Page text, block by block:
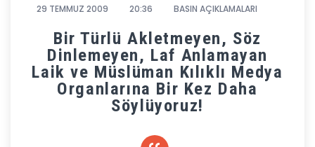
29 TEMMUZ 2009 20:36 BASIN AÇIKLAMALARI
Bir Türlü Akletmeyen, Söz
Dinlemeyen, Laf Anlamayan
Laik ve Müslüman Kılıklı Medya
Organlarına Bir Kez Daha
Söylüyoruz!